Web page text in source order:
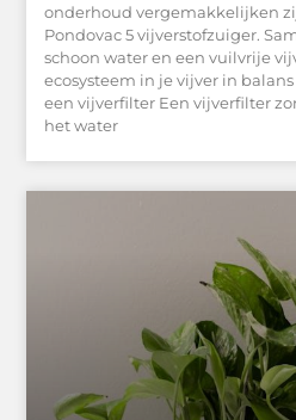
onderhoud vergemakkelijken
Pondovac 5 vijverstofzuiger.
schoon water en een vuilvrije
ecosysteem in je vijver in
een vijverfilter Een vijverfilter
het water